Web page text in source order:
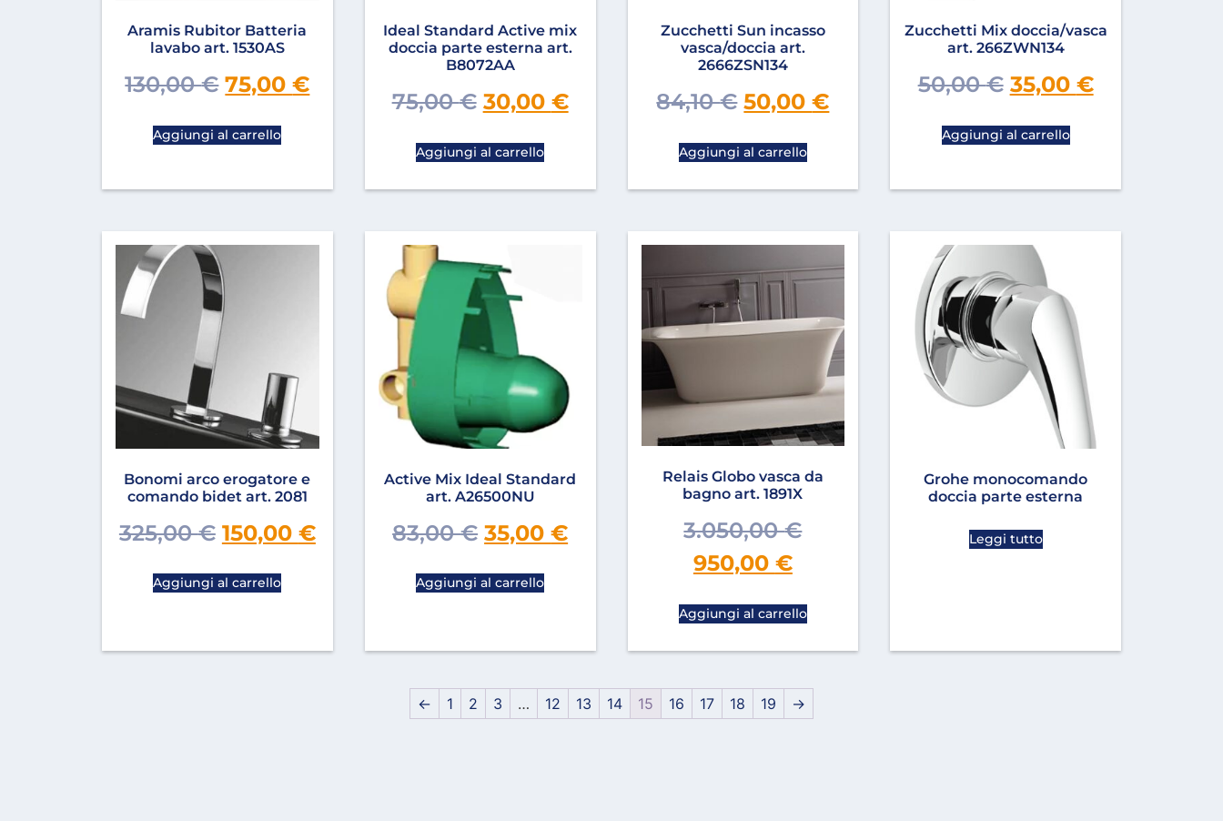
Aramis Rubitor Batteria
lavabo art. 1530AS
130,00€ 75,00€
Aggiungi al carrello
Ideal Standard Active mix
doccia parte esterna art.
B8072AA
75,00€ 30,00 €
Aggiungi al carrello
Zucchetti Sun incasso
vasca/doccia art.
2666ZSN134
84,10€ 50,00€
Aggiungi al carrello
Zucchetti Mix doccia/vasca
art. 266ZWN134
50,00€ 35,00 €
Aggiungi al carrello
Bonomi arco erogatore e
comando bidet art. 2081
325,00€ 150,00 €
Aggiungi al carrello
Active Mix Ideal Standard
art. A26500NU
83,00€ 35,00€
Aggiungi al carrello
Relais Globo vasca da
bagno art. 1891X
3.050,00€
950,00 €
Aggiungi al carrello
Grohe monocomando
doccia parte esterna
Leggi tutto
← 1 2 3 … 12 13 14 15 16 17 18 19 →